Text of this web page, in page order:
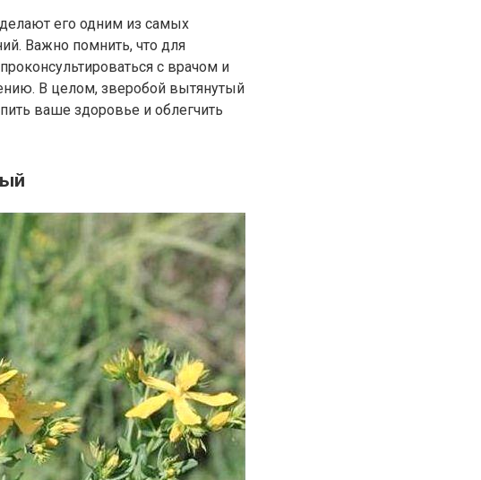
его одним из самых
Важно помнить, что для
с врачом и
В целом, зверобой вытянутый
ваше здоровье и облегчить